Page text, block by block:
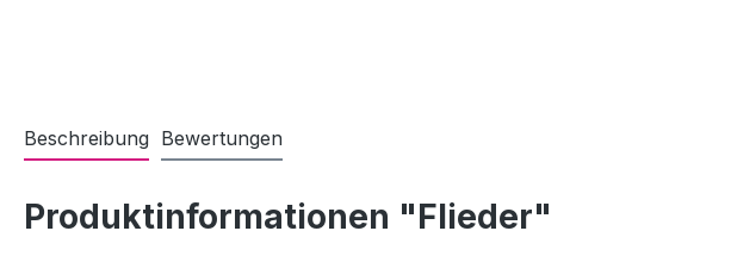
Beschreibung Bewertungen
Produktinformationen "Flieder"